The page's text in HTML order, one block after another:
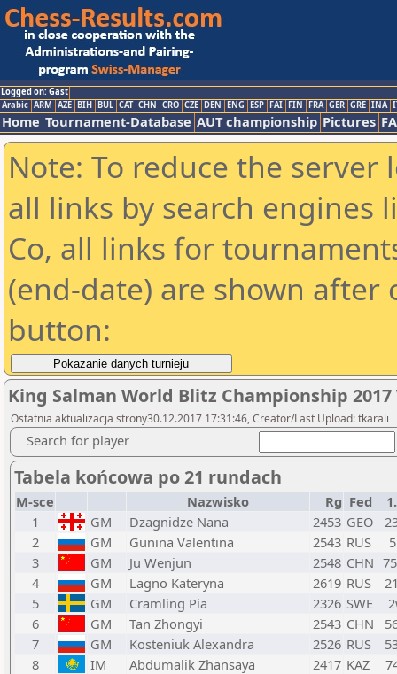
Logged on: Gast
Arabic ARM AZE BIH BUL CAT CHN CRO CZE DEN ENG ESP FAI FIN FRA GER GRE INA
Home Tournament-Database AUT championship Pictures
Note: To reduce the
all links by search engines
Co, all links for
(end-date) are shown
button:
King Salman World Blitz Championship 2017
Ostatnia aktualizacja strony30.12.2017 17:31:46, Creator/Last Upload: tkarali
Search for player
Tabela końcowa po 21 rundach
M-sce Nazwisko Rg Fed
1
GM Dzagnidze Nana 2453 GEO
2
GM Gunina Valentina 2543 RUS
3
GM Ju Wenjun 2548 CHN
4
GM Lagno Kateryna 2619 RUS
5
GM Cramling Pia 2326 SWE
6
GM Tan Zhongyi 2543 CHN
7
GM Kosteniuk Alexandra 2526 RUS
8
IM Abdumalik Zhansaya 2417 KAZ